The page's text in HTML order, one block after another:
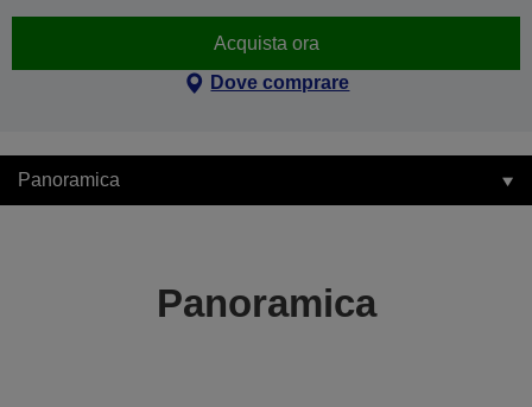
Acquista ora
Dove comprare
Panoramica
Panoramica